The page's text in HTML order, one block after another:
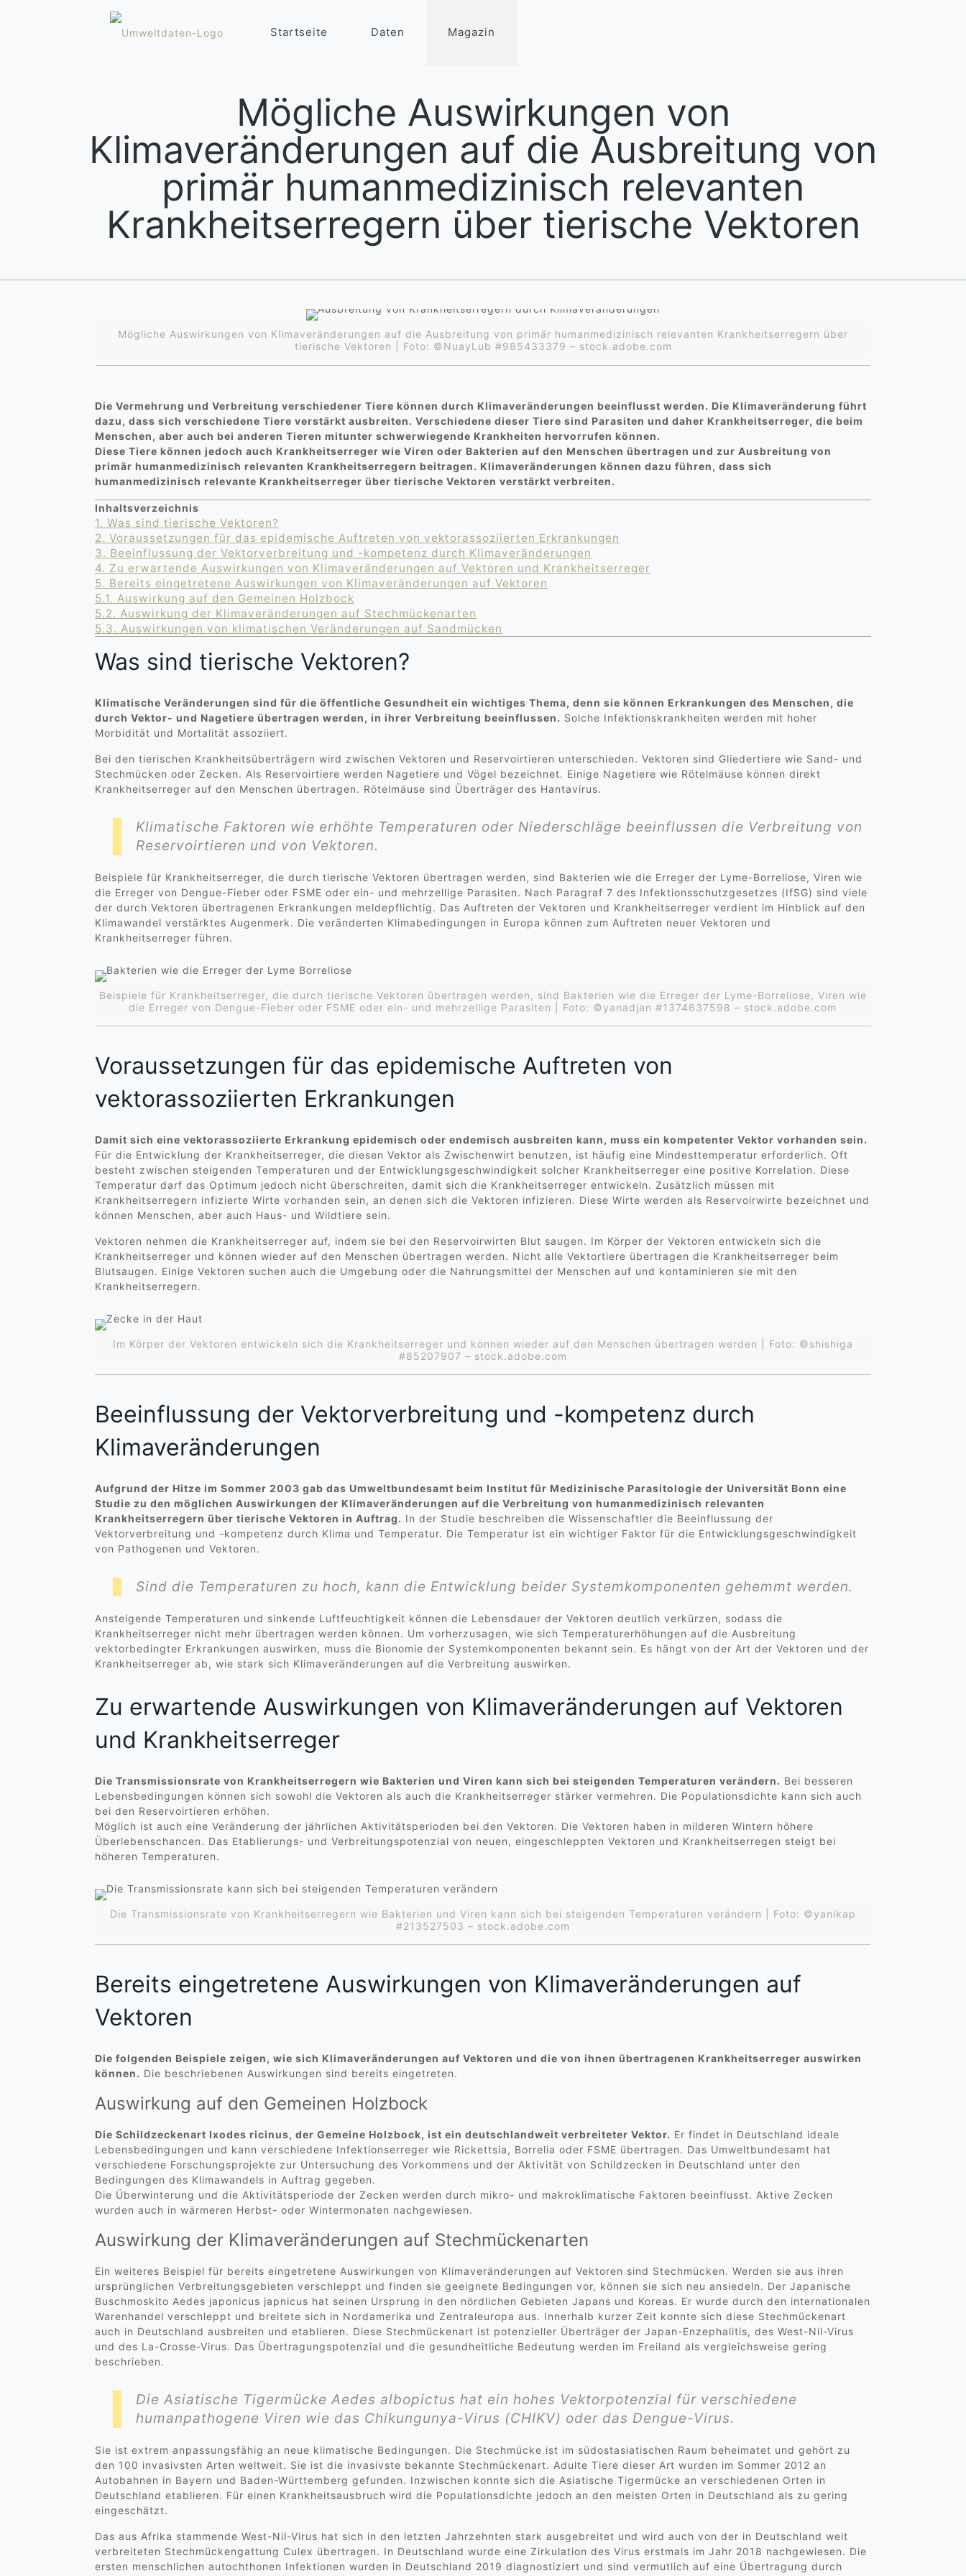
Startseite Daten Magazin
Mögliche Auswirkungen von
Klimaveränderungen auf die Ausbreitung von
primär humanmedizinisch relevanten
Krankheitserregern über tierische Vektoren
Mögliche Auswirkungen von Klimaveränderungen auf die Ausbreitung von primär humanmedizinisch relevanten Krankheitserregern über
tierische Vektoren | Foto: ©NuayLub #985433379 – stock.adobe.com
Die Vermehrung und Verbreitung verschiedener Tiere können durch Klimaveränderungen beeinflusst werden. Die Klimaveränderung führt
dazu, dass sich verschiedene Tiere verstärkt ausbreiten. Verschiedene dieser Tiere sind Parasiten und daher Krankheitserreger, die beim
Menschen, aber auch bei anderen Tieren mitunter schwerwiegende Krankheiten hervorrufen können.
Diese Tiere können jedoch auch Krankheitserreger wie Viren oder Bakterien auf den Menschen übertragen und zur Ausbreitung von
primär humanmedizinisch relevanten Krankheitserregern beitragen. Klimaveränderungen können dazu führen, dass sich
humanmedizinisch relevante Krankheitserreger über tierische Vektoren verstärkt verbreiten.
Inhaltsverzeichnis
1. Was sind tierische Vektoren?
2. Voraussetzungen für das epidemische Auftreten von vektorassoziierten Erkrankungen
3. Beeinflussung der Vektorverbreitung und -kompetenz durch Klimaveränderungen
4. Zu erwartende Auswirkungen von Klimaveränderungen auf Vektoren und Krankheitserreger
5. Bereits eingetretene Auswirkungen von Klimaveränderungen auf Vektoren
5.1. Auswirkung auf den Gemeinen Holzbock
5.2. Auswirkung der Klimaveränderungen auf Stechmückenarten
5.3. Auswirkungen von klimatischen Veränderungen auf Sandmücken
Was sind tierische Vektoren?
Klimatische Veränderungen sind für die öffentliche Gesundheit ein wichtiges Thema, denn sie können Erkrankungen des Menschen, die
durch Vektor- und Nagetiere übertragen werden, in ihrer Verbreitung beeinflussen. Solche Infektionskrankheiten werden mit hoher
Morbidität und Mortalität assoziiert.
Bei den tierischen Krankheitsüberträgern wird zwischen Vektoren und Reservoirtieren unterschieden. Vektoren sind Gliedertiere wie Sand- und
Stechmücken oder Zecken. Als Reservoirtiere werden Nagetiere und Vögel bezeichnet. Einige Nagetiere wie Rötelmäuse können direkt
Krankheitserreger auf den Menschen übertragen. Rötelmäuse sind Überträger des Hantavirus.
Klimatische Faktoren wie erhöhte Temperaturen oder Niederschläge beeinflussen die Verbreitung von
Reservoirtieren und von Vektoren.
Beispiele für Krankheitserreger, die durch tierische Vektoren übertragen werden, sind Bakterien wie die Erreger der Lyme-Borreliose, Viren wie
die Erreger von Dengue-Fieber oder FSME oder ein- und mehrzellige Parasiten. Nach Paragraf 7 des Infektionsschutzgesetzes (IfSG) sind viele
der durch Vektoren übertragenen Erkrankungen meldepflichtig. Das Auftreten der Vektoren und Krankheitserreger verdient im Hinblick auf den
Klimawandel verstärktes Augenmerk. Die veränderten Klimabedingungen in Europa können zum Auftreten neuer Vektoren und
Krankheitserreger führen.
Beispiele für Krankheitserreger, die durch tierische Vektoren übertragen werden, sind Bakterien wie die Erreger der Lyme-Borreliose, Viren wie
die Erreger von Dengue-Fieber oder FSME oder ein- und mehrzellige Parasiten | Foto: ©yanadjan #1374637598 – stock.adobe.com
Voraussetzungen für das epidemische Auftreten von
vektorassoziierten Erkrankungen
Damit sich eine vektorassoziierte Erkrankung epidemisch oder endemisch ausbreiten kann, muss ein kompetenter Vektor vorhanden sein.
Für die Entwicklung der Krankheitserreger, die diesen Vektor als Zwischenwirt benutzen, ist häufig eine Mindesttemperatur erforderlich. Oft
besteht zwischen steigenden Temperaturen und der Entwicklungsgeschwindigkeit solcher Krankheitserreger eine positive Korrelation. Diese
Temperatur darf das Optimum jedoch nicht überschreiten, damit sich die Krankheitserreger entwickeln. Zusätzlich müssen mit
Krankheitserregern infizierte Wirte vorhanden sein, an denen sich die Vektoren infizieren. Diese Wirte werden als Reservoirwirte bezeichnet und
können Menschen, aber auch Haus- und Wildtiere sein.
Vektoren nehmen die Krankheitserreger auf, indem sie bei den Reservoirwirten Blut saugen. Im Körper der Vektoren entwickeln sich die
Krankheitserreger und können wieder auf den Menschen übertragen werden. Nicht alle Vektortiere übertragen die Krankheitserreger beim
Blutsaugen. Einige Vektoren suchen auch die Umgebung oder die Nahrungsmittel der Menschen auf und kontaminieren sie mit den
Krankheitserregern.
Im Körper der Vektoren entwickeln sich die Krankheitserreger und können wieder auf den Menschen übertragen werden | Foto: ©shishiga
#85207907 – stock.adobe.com
Beeinflussung der Vektorverbreitung und -kompetenz durch
Klimaveränderungen
Aufgrund der Hitze im Sommer 2003 gab das Umweltbundesamt beim Institut für Medizinische Parasitologie der Universität Bonn eine
Studie zu den möglichen Auswirkungen der Klimaveränderungen auf die Verbreitung von humanmedizinisch relevanten
Krankheitserregern über tierische Vektoren in Auftrag. In der Studie beschreiben die Wissenschaftler die Beeinflussung der
Vektorverbreitung und -kompetenz durch Klima und Temperatur. Die Temperatur ist ein wichtiger Faktor für die Entwicklungsgeschwindigkeit
von Pathogenen und Vektoren.
Sind die Temperaturen zu hoch, kann die Entwicklung beider Systemkomponenten gehemmt werden.
Ansteigende Temperaturen und sinkende Luftfeuchtigkeit können die Lebensdauer der Vektoren deutlich verkürzen, sodass die
Krankheitserreger nicht mehr übertragen werden können. Um vorherzusagen, wie sich Temperaturerhöhungen auf die Ausbreitung
vektorbedingter Erkrankungen auswirken, muss die Bionomie der Systemkomponenten bekannt sein. Es hängt von der Art der Vektoren und der
Krankheitserreger ab, wie stark sich Klimaveränderungen auf die Verbreitung auswirken.
Zu erwartende Auswirkungen von Klimaveränderungen auf Vektoren
und Krankheitserreger
Die Transmissionsrate von Krankheitserregern wie Bakterien und Viren kann sich bei steigenden Temperaturen verändern. Bei besseren
Lebensbedingungen können sich sowohl die Vektoren als auch die Krankheitserreger stärker vermehren. Die Populationsdichte kann sich auch
bei den Reservoirtieren erhöhen.
Möglich ist auch eine Veränderung der jährlichen Aktivitätsperioden bei den Vektoren. Die Vektoren haben in milderen Wintern höhere
Überlebenschancen. Das Etablierungs- und Verbreitungspotenzial von neuen, eingeschleppten Vektoren und Krankheitserregen steigt bei
höheren Temperaturen.
Die Transmissionsrate von Krankheitserregern wie Bakterien und Viren kann sich bei steigenden Temperaturen verändern | Foto: ©yanikap
#213527503 – stock.adobe.com
Bereits eingetretene Auswirkungen von Klimaveränderungen auf
Vektoren
Die folgenden Beispiele zeigen, wie sich Klimaveränderungen auf Vektoren und die von ihnen übertragenen Krankheitserreger auswirken
können. Die beschriebenen Auswirkungen sind bereits eingetreten.
Auswirkung auf den Gemeinen Holzbock
Die Schildzeckenart Ixodes ricinus, der Gemeine Holzbock, ist ein deutschlandweit verbreiteter Vektor. Er findet in Deutschland ideale
Lebensbedingungen und kann verschiedene Infektionserreger wie Rickettsia, Borrelia oder FSME übertragen. Das Umweltbundesamt hat
verschiedene Forschungsprojekte zur Untersuchung des Vorkommens und der Aktivität von Schildzecken in Deutschland unter den
Bedingungen des Klimawandels in Auftrag gegeben.
Die Überwinterung und die Aktivitätsperiode der Zecken werden durch mikro- und makroklimatische Faktoren beeinflusst. Aktive Zecken
wurden auch in wärmeren Herbst- oder Wintermonaten nachgewiesen.
Auswirkung der Klimaveränderungen auf Stechmückenarten
Ein weiteres Beispiel für bereits eingetretene Auswirkungen von Klimaveränderungen auf Vektoren sind Stechmücken. Werden sie aus ihren
ursprünglichen Verbreitungsgebieten verschleppt und finden sie geeignete Bedingungen vor, können sie sich neu ansiedeln. Der Japanische
Buschmoskito Aedes japonicus japnicus hat seinen Ursprung in den nördlichen Gebieten Japans und Koreas. Er wurde durch den internationalen
Warenhandel verschleppt und breitete sich in Nordamerika und Zentraleuropa aus. Innerhalb kurzer Zeit konnte sich diese Stechmückenart
auch in Deutschland ausbreiten und etablieren. Diese Stechmückenart ist potenzieller Überträger der Japan-Enzephalitis, des West-Nil-Virus
und des La-Crosse-Virus. Das Übertragungspotenzial und die gesundheitliche Bedeutung werden im Freiland als vergleichsweise gering
beschrieben.
Die Asiatische Tigermücke Aedes albopictus hat ein hohes Vektorpotenzial für verschiedene
humanpathogene Viren wie das Chikungunya-Virus (CHIKV) oder das Dengue-Virus.
Sie ist extrem anpassungsfähig an neue klimatische Bedingungen. Die Stechmücke ist im südostasiatischen Raum beheimatet und gehört zu
den 100 invasivsten Arten weltweit. Sie ist die invasivste bekannte Stechmückenart. Adulte Tiere dieser Art wurden im Sommer 2012 an
Autobahnen in Bayern und Baden-Württemberg gefunden. Inzwischen konnte sich die Asiatische Tigermücke an verschiedenen Orten in
Deutschland etablieren. Für einen Krankheitsausbruch wird die Populationsdichte jedoch an den meisten Orten in Deutschland als zu gering
eingeschätzt.
Das aus Afrika stammende West-Nil-Virus hat sich in den letzten Jahrzehnten stark ausgebreitet und wird auch von der in Deutschland weit
verbreiteten Stechmückengattung Culex übertragen. In Deutschland wurde eine Zirkulation des Virus erstmals im Jahr 2018 nachgewiesen. Die
ersten menschlichen autochthonen Infektionen wurden in Deutschland 2019 diagnostiziert und sind vermutlich auf eine Übertragung durch